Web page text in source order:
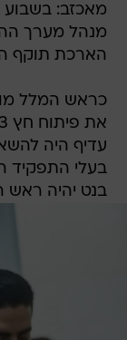
מאכזב: בשבוע
מנהל מערך
הארכת תוקף
כראש המלל
עדיף היה
בעלי התפקיד
בנט יהיה